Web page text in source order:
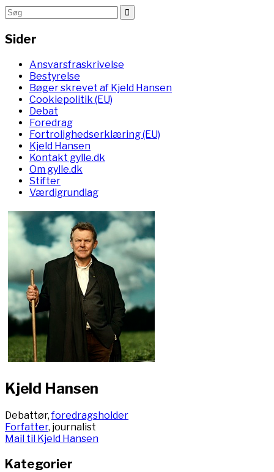
Sider
Ansvarsfraskrivelse
Bestyrelse
Bøger skrevet af Kjeld Hansen
Cookiepolitik (EU)
Debat
Foredrag
Fortrolighedserklæring (EU)
Kjeld Hansen
Kontakt gylle.dk
Om gylle.dk
Stifter
Værdigrundlag
Kjeld Hansen
Debattør,foredragsholder
Forfatter, journalist
Mail til Kjeld Hansen
Kategorier